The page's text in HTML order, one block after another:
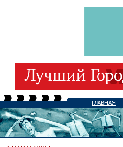
ГЛАВНАЯ